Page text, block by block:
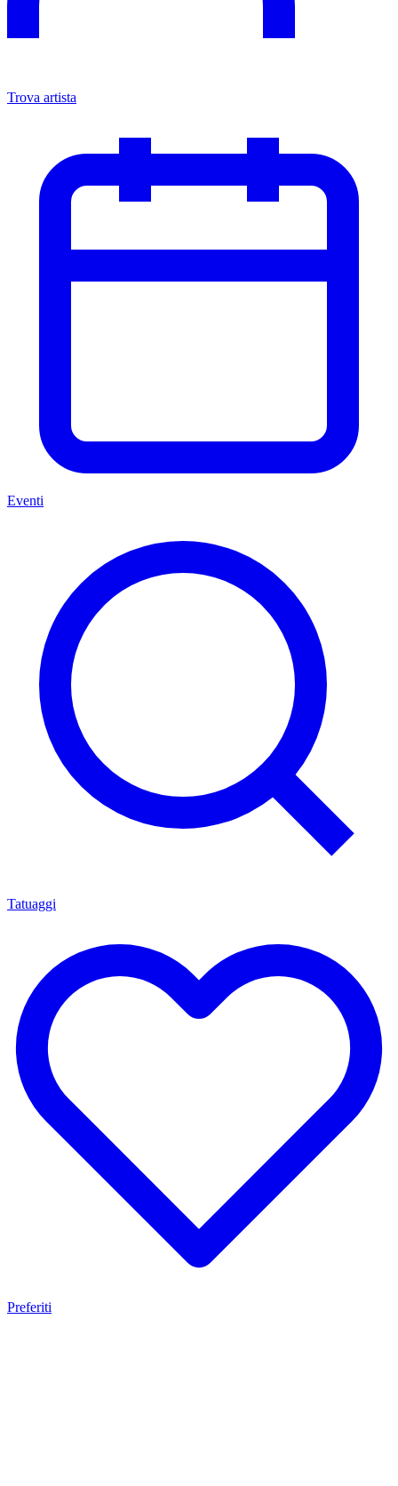
Trova artista
Eventi
Tatuaggi
Preferiti